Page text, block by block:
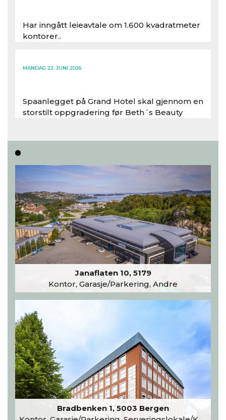
Har inngått leieavtale om 1.600 kvadratmeter
kontorer..
MANDAG 22. JUNI 2026
Spaanlegget på Grand Hotel skal gjennom en
storstilt oppgradering før Beth´s Beauty
Les hele artikkelen
Janaflaten 10, 5179
Kontor, Garasje/Parkering, Andre
Bradbenken 1, 5003 Bergen